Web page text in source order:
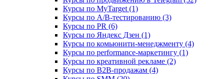
Курсы по MyTarget (1)
Курсы по A/B-тестированию (3)
Курсы по PR (6)
Курсы по Яндекс Дзен (1)
Курсы по комьюнити-менеджменту (4)
Курсы по performance-маркетингу (1)
Курсы по креативной рекламе (2)
Курсы по B2B-продажам (4)